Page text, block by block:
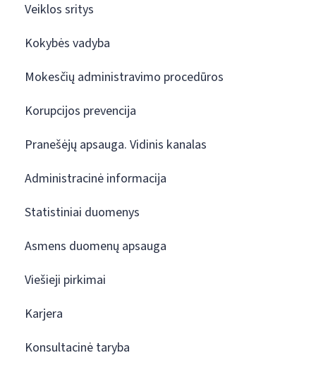
Veiklos sritys
Kokybės vadyba
Mokesčių administravimo procedūros
Korupcijos prevencija
Pranešėjų apsauga. Vidinis kanalas
Administracinė informacija
Statistiniai duomenys
Asmens duomenų apsauga
Viešieji pirkimai
Karjera
Konsultacinė taryba